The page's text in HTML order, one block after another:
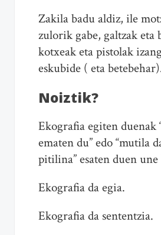
Zakila badu aldiz, ile
zulorik gabe, galtzak eta
kotxeak eta pistolak
eskubide ( eta
Noiztik?
Ekografia egiten duenak
ematen du” edo “mutila
pitilina” esaten duen
Ekografia da egia.
Ekografia da sententzia.